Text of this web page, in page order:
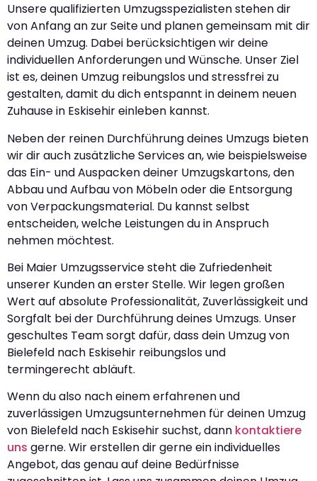
Unsere qualifizierten Umzugsspezialisten stehen dir
von Anfang an zur Seite und planen gemeinsam mit dir
deinen Umzug. Dabei berücksichtigen wir deine
individuellen Anforderungen und Wünsche. Unser Ziel
ist es, deinen Umzug reibungslos und stressfrei zu
gestalten, damit du dich entspannt in deinem neuen
Zuhause in Eskisehir einleben kannst.
Neben der reinen Durchführung deines Umzugs bieten
wir dir auch zusätzliche Services an, wie beispielsweise
das Ein- und Auspacken deiner Umzugskartons, den
Abbau und Aufbau von Möbeln oder die Entsorgung
von Verpackungsmaterial. Du kannst selbst
entscheiden, welche Leistungen du in Anspruch
nehmen möchtest.
Bei Maier Umzugsservice steht die Zufriedenheit
unserer Kunden an erster Stelle. Wir legen großen
Wert auf absolute Professionalität, Zuverlässigkeit und
Sorgfalt bei der Durchführung deines Umzugs. Unser
geschultes Team sorgt dafür, dass dein Umzug von
Bielefeld nach Eskisehir reibungslos und
termingerecht abläuft.
Wenn du also nach einem erfahrenen und
zuverlässigen Umzugsunternehmen für deinen Umzug
von Bielefeld nach Eskisehir suchst, dann kontaktiere
uns gerne. Wir erstellen dir gerne ein individuelles
Angebot, das genau auf deine Bedürfnisse